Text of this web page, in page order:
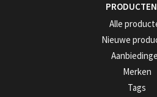
PRODUCTEN
Alle
Nieuwe
Merken
Tags